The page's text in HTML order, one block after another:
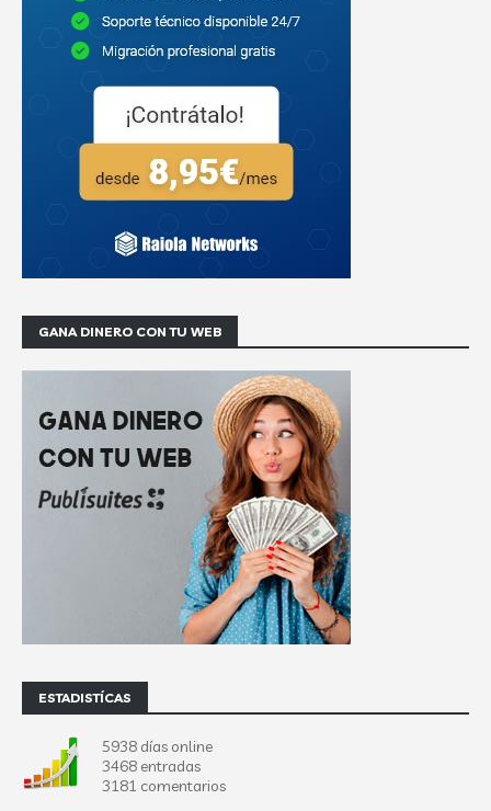
GANA DINERO CON TU WEB
ESTADISTÍCAS
5938 días online
3468 entradas
3181 comentarios